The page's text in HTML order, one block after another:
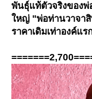
พันธุ์แท้ตัวจริงของ
ใหญ่ "พ่อท่านวาจา
ราคาเดิมเท่าองค์แร